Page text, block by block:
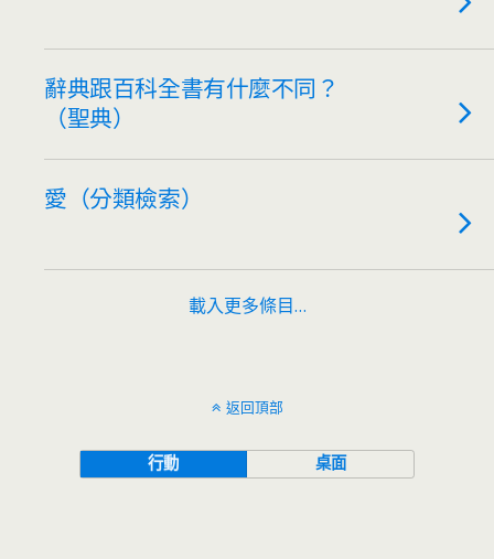
辭典跟百科全書有什麼不同？
（聖典）
愛（分類檢索）
載入更多條目…
返回頂部
行動 桌面